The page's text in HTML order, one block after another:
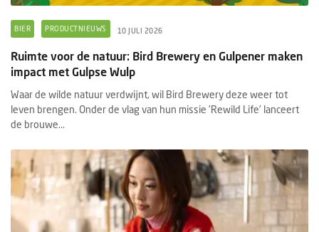
BIER PRODUCTNIEUWS 10 JULI 2026
Ruimte voor de natuur: Bird Brewery en Gulpener maken
impact met Gulpse Wulp
Waar de wilde natuur verdwijnt, wil Bird Brewery deze weer tot
leven brengen. Onder de vlag van hun missie 'Rewild Life’ lanceert
de brouwe...